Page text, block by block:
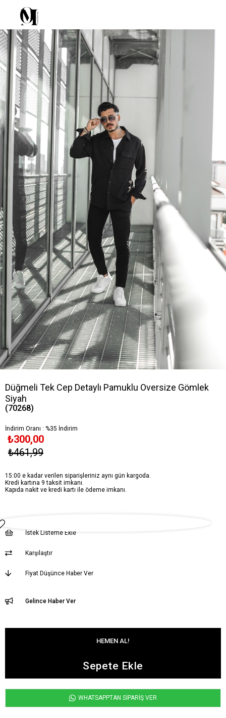
Düğmeli Tek Cep Detaylı Pamuklu Oversize Gömlek
Siyah
(70268)
İndirim Oranı : %35 İndirim
₺461,99
₺300,00
15:00 e kadar verilen siparişleriniz aynı gün kargoda.
Kredi kartına 9 taksit imkanı.
Kapıda nakit ve kredi kartı ile ödeme imkanı.
İstek Listeme Ekle
Karşılaştır
Fiyat Düşünce Haber Ver
Gelince Haber Ver
WHATSAPPTAN SİPARİŞ VER